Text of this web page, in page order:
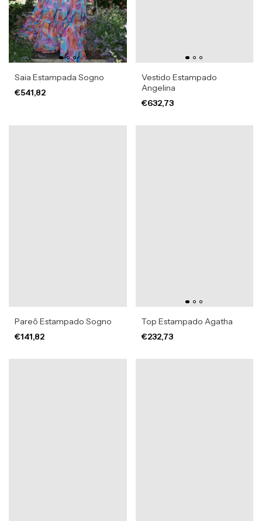
Saia Estampada Sogno
€541,82
Vestido Estampado
Angelina
€632,73
Pareô Estampado Sogno
€141,82
Top Estampado Agatha
€232,73